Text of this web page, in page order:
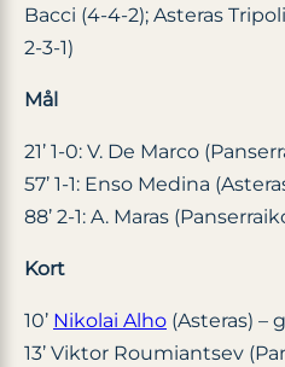
Bacci (4-4-2); Asteras
2-3-1)
Mål
21’ 1-0: V. De Marco
57’ 1-1: Enso Medina
88’ 2-1: A. Maras
Kort
10’ Nikolai Alho (Asteras) –
13’ Viktor Roumiantsev